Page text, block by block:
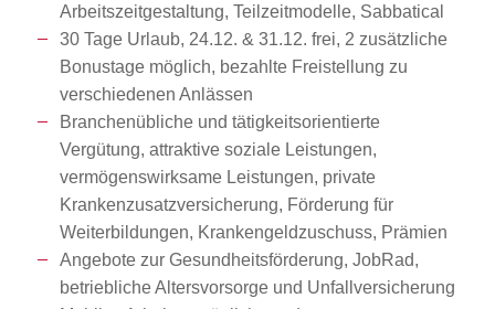
Arbeitszeitgestaltung, Teilzeitmodelle, Sabbatical
30 Tage Urlaub, 24.12. & 31.12. frei, 2 zusätzliche
Bonustage möglich, bezahlte Freistellung zu
verschiedenen Anlässen
Branchenübliche und tätigkeitsorientierte
Vergütung, attraktive soziale Leistungen,
vermögenswirksame Leistungen, private
Krankenzusatzversicherung, Förderung für
Weiterbildungen, Krankengeldzuschuss, Prämien
Angebote zur Gesundheitsförderung, JobRad,
betriebliche Altersvorsorge und Unfallversicherung